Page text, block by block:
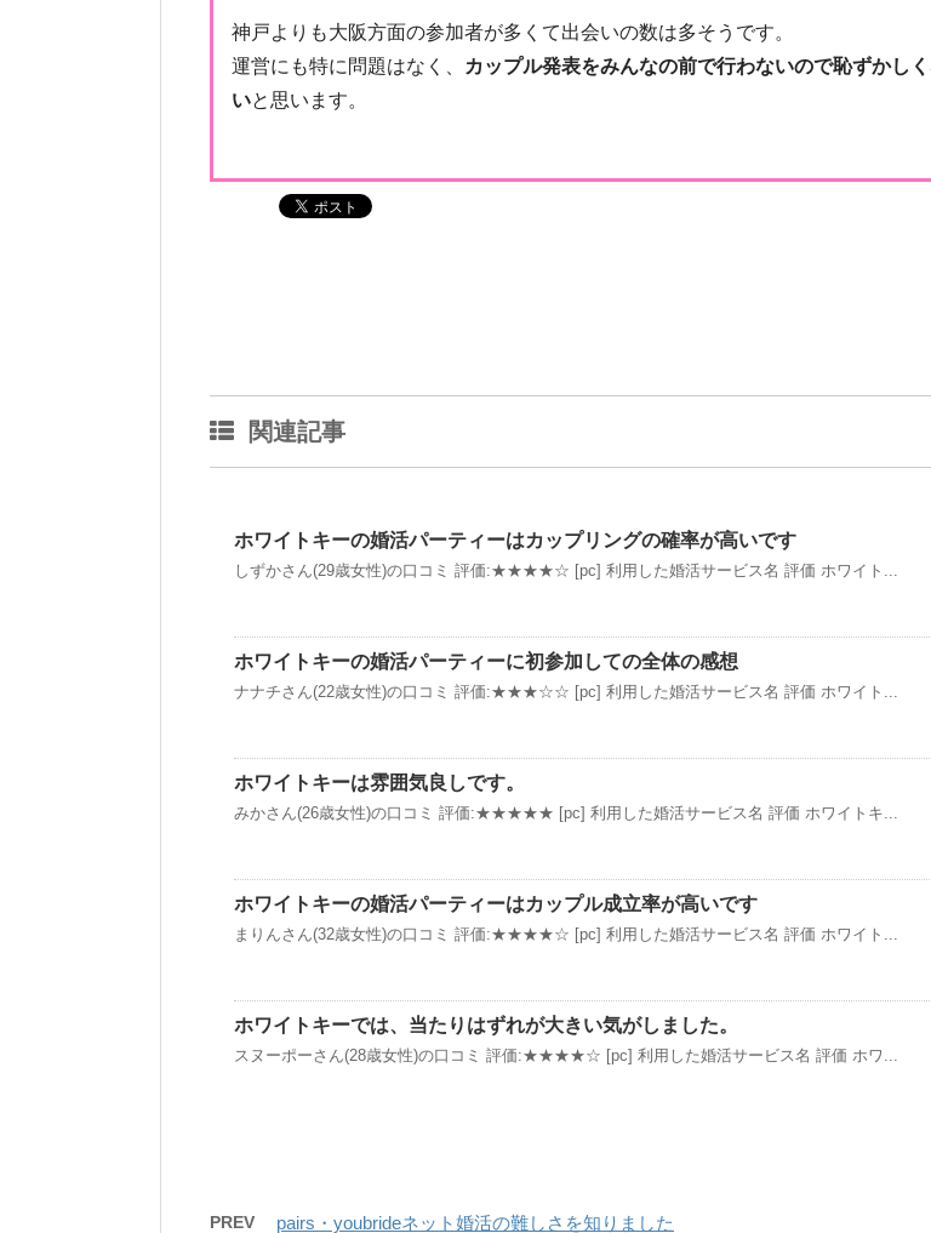
神戸よりも大阪方面の参加者が多くて出会いの数は多そうです。
運営にも特に問題はなく、 カップル発表をみんなの前で行わないので恥ずかし
いと思います。
関連記事
ホワイトキーの婚活パーティーはカップリングの確率が高いです
しずかさん(29歳女性)の口コミ 評価:★★★★☆ [pc] 利用した婚活サービス名 評価 ホワイト...
ホワイトキーの婚活パーティーに初参加しての全体の感想
ナナチさん(22歳女性)の口コミ 評価:★★★☆☆ [pc] 利用した婚活サービス名 評価 ホワイト...
ホワイトキーは雰囲気良しです。
みかさん(26歳女性)の口コミ 評価:★★★★★ [pc] 利用した婚活サービス名 評価 ホワイトキ...
ホワイトキーの婚活パーティーはカップル成立率が高いです
まりんさん(32歳女性)の口コミ 評価:★★★★☆ [pc] 利用した婚活サービス名 評価 ホワイト...
ホワイトキーでは、当たりはずれが大きい気がしました。
スヌーポーさん(28歳女性)の口コミ 評価:★★★★☆ [pc] 利用した婚活サービス名 評価 ホワ...
PREV pairs・youbrideネット婚活の難しさを知りました